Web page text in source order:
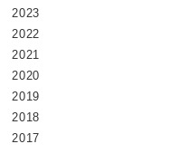
2023
2022
2021
2020
2019
2018
2017